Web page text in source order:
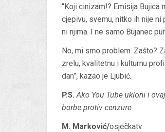
“Koji cinizam!? Emisija
cjepivu, svemu, nitko ih nije
ni njima. I ne samo Bujanec
No, mi smo problem. Zašto?
zrelu, kvalitetnu i kulturnu
dan”, kazao je Ljubić.
P.S. Ako You Tube ukloni i
borbe protiv cenzure.
M. Marković/osječkatv